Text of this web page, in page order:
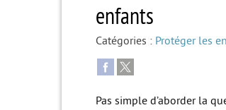
enfants
Catégories : Protéger les
Pas simple d’aborder la